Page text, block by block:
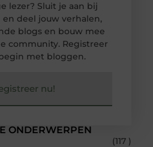
ONDERWERPEN
(117 )
lezer? Sluit je aan bij
deel jouw verhalen,
blogs en bouw mee
community. Registreer
met bloggen.
nu!